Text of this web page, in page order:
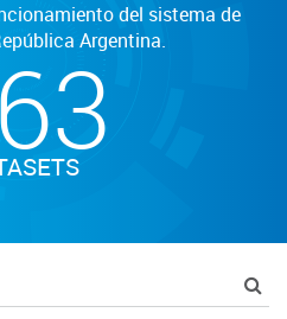
del sistema de
Argentina.